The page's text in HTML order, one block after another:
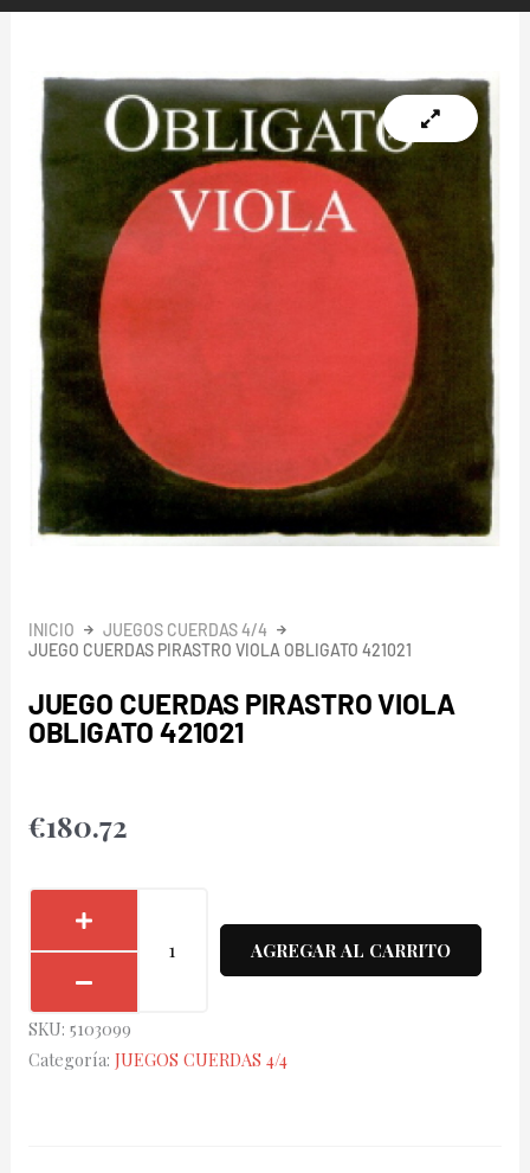
INICIO
JUEGOS CUERDAS 4/4
JUEGO CUERDAS PIRASTRO VIOLA OBLIGATO 421021
JUEGO CUERDAS PIRASTRO VIOLA
OBLIGATO 421021
€180.72
421021
AGREGAR AL CARRITO
SKU: 5103099
Categoría: JUEGOS CUERDAS 4/4